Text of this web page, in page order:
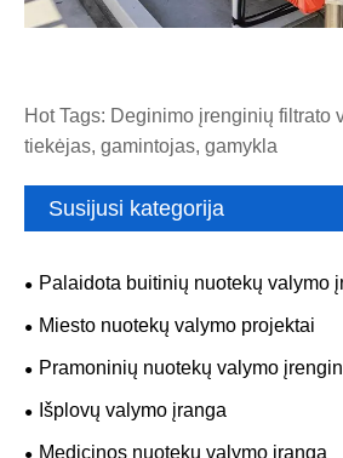
Hot Tags: Deginimo įrenginių filtrato
tiekėjas, gamintojas, gamykla
Susijusi kategorija
Palaidota buitinių nuotekų valymo
Miesto nuotekų valymo projektai
Pramoninių nuotekų valymo
Išplovų valymo įranga
Medicinos nuotekų valymo įranga